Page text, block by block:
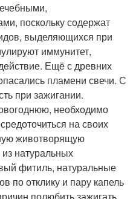
поскольку содержат
выделяющихся при
иммунитет,
Ещё с древних
пламени свечи. С
при зажигании.
необходимо
на своих
животворящую
натуральных
фитиль, натуральные
по отклику и пару капель